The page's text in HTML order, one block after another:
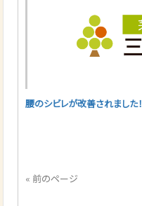
腰のシビレが改善されました！
« 前のページ